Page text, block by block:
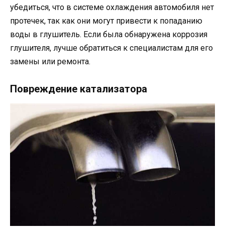
убедиться, что в системе охлаждения автомобиля нет
протечек, так как они могут привести к попаданию
воды в глушитель. Если была обнаружена коррозия
глушителя, лучше обратиться к специалистам для его
замены или ремонта.
Повреждение катализатора